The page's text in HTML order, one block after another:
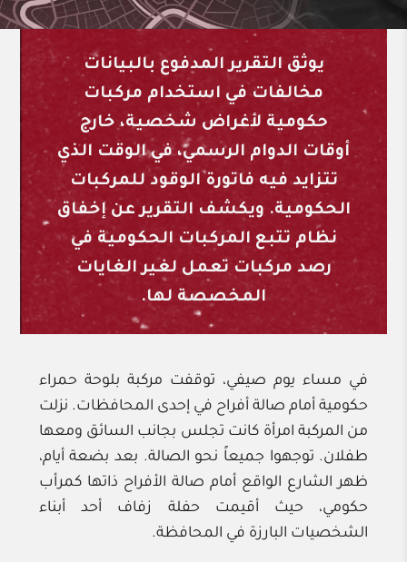
يوثق التقرير المدفوع بالبيانات
مخالفات في استخدام مركبات
حكومية لأغراض شخصية، خارج
أوقات الدوام الرسمي، في الوقت الذي
تتزايد فيه فاتورة الوقود للمركبات
الحكومية. ويكشف التقرير عن إخفاق
نظام تتبع المركبات الحكومية في
رصد مركبات تعمل لغير الغايات
المخصصة لها.
في مساء يوم صيفي، توقفت مركبة بلوحة حمراء
حكومية أمام صالة أفراح في إحدى المحافظات. نزلت
من المركبة امرأة كانت تجلس بجانب السائق ومعها
طفلان. توجهوا جميعاً نحو الصالة. بعد بضعة أيام،
ظهر الشارع الواقع أمام صالة الأفراح ذاتها كمرأب
حكومي، حيث أقيمت حفلة زفاف أحد أبناء
الشخصيات البارزة في المحافظة.